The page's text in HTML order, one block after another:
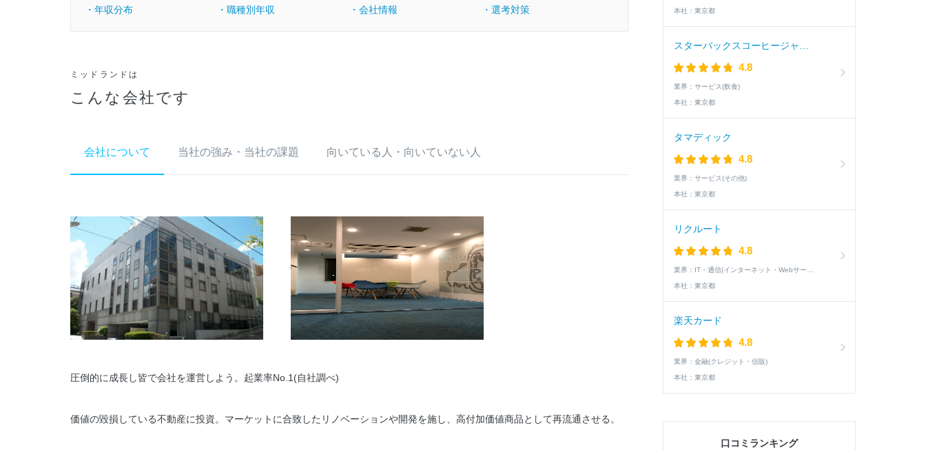
・年収分布 ・職種別年収 ・会社情報 ・選考対策
ミッドランドは
こんな会社です
会社について 当社の強み・当社の課題 向いている人・向いていない人
圧倒的に成長し皆で会社を運営しよう。起業率No.1(自社調べ)
価値の毀損している不動産に投資。マーケットに合致したリノベーションや開発を施し、高付加価値商品として再流通させる。
本社： 東京都
4.8
業界： サービス(飲食)
本社： 東京都
タマディック
4.8
業界： サービス(その他)
本社： 東京都
リクルート
4.8
業界：
本社： 東京都
楽天カード
4.8
業界： 金融(クレジット・信販)
本社： 東京都
口コミランキング